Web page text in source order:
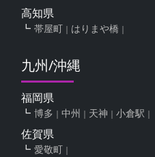
高知県
帯屋町 はりまや橋
九州/沖縄
福岡県
博多 中州 天神 小倉駅
佐賀県
愛敬町